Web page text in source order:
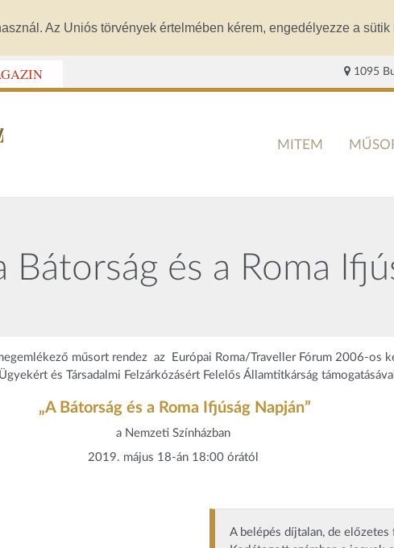
Az Uniós törvények értelmében kérem, engedélyezze a
1095
MITEM
Bátorság és a Roma
műsort rendez az Európai Roma/Traveller Fórum 2006-os
és Társadalmi Felzárkózásért Felelős Államtitkárság támogatásával
„A Bátorság és a Roma Ifjúság Napján”
a Nemzeti Színházban
2019. május 18-án 18:00 órától
A belépés díjtalan, de